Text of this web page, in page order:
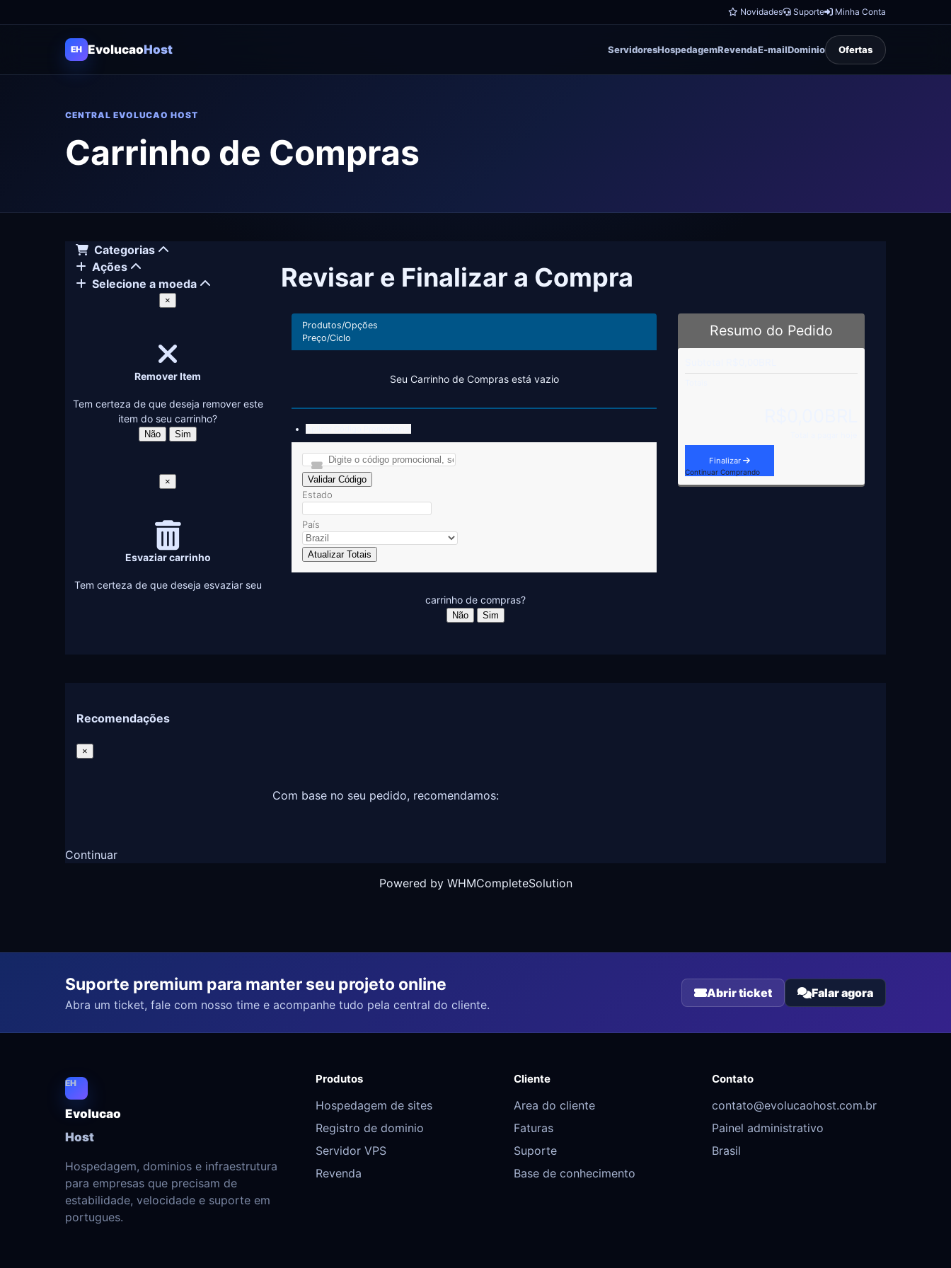
Novidades Suporte Minha Conta
EH EvolucaoHost ServidoresHospedagemRevendaE-mailDominio Ofertas
CENTRAL EVOLUCAO HOST
Carrinho de Compras
Categorias
Ações
Selecione a moeda
Revisar e Finalizar a Compra
Produtos/Opções
Preço/Ciclo
Seu Carrinho de Compras está vazio
Validar Código
Estado
País
Atualizar Totais
Resumo do Pedido
Finalizar
Continuar Comprando
×
Remover Item
Tem certeza de que deseja remover este
item do seu carrinho?
Não Sim
×
Esvaziar carrinho
Tem certeza de que deseja esvaziar seu
carrinho de compras?
Não Sim
Recomendações
×
Com base no seu pedido, recomendamos:
Continuar
Powered by WHMCompleteSolution
Suporte premium para manter seu projeto online
Abra um ticket, fale com nosso time e acompanhe tudo pela central do cliente.
Abrir ticket Falar agora
EH
Evolucao
Host
Hospedagem, dominios e infraestrutura
para empresas que precisam de
estabilidade, velocidade e suporte em
portugues.
Produtos
Hospedagem de sites
Registro de dominio
Servidor VPS
Revenda
Cliente
Area do cliente
Faturas
Suporte
Base de conhecimento
Contato
contato@evolucaohost.com.br
Painel administrativo
Brasil